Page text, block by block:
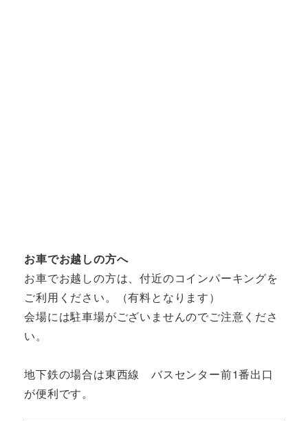
お車でお越しの方へ
お車でお越しの方は、付近のコインパーキングを
ご利用ください。（有料となります）
会場には駐車場がございませんのでご注意くださ
い。
地下鉄の場合は東西線 バスセンター前1番出口
が便利です。